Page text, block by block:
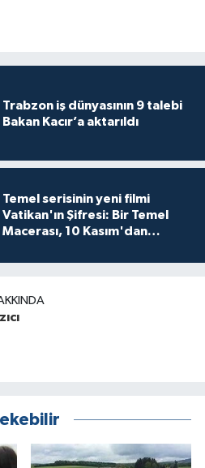
Trabzon iş dünyasının 9 talebi
Bakan Kacır’a aktarıldı
Temel serisinin yeni filmi
Vatikan'ın Şifresi: Bir Temel
Macerası, 10 Kasım'dan
buluşuyo